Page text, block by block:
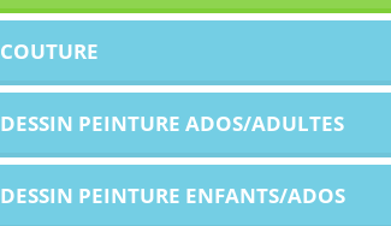
COUTURE
DESSIN PEINTURE ADOS/ADULTES
DESSIN PEINTURE ENFANTS/ADOS